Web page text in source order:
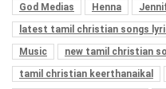
God Medias
Henna
latest tamil christian songs
Music
new tamil christian
tamil christian keerthanaikal